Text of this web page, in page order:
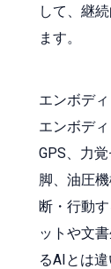
して、継
ます。
エンボデ
エンボデ
GPS、力
脚、油圧
断・行動
ットや文
るAIとは